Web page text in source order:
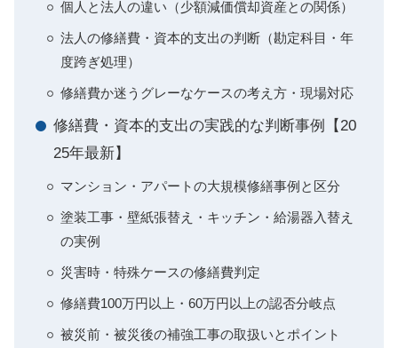
個人と法人の違い（少額減価償却資産との関係）
法人の修繕費・資本的支出の判断（勘定科目・年
度跨ぎ処理）
修繕費か迷うグレーなケースの考え方・現場対応
修繕費・資本的支出の実践的な判断事例【20
25年最新】
マンション・アパートの大規模修繕事例と区分
塗装工事・壁紙張替え・キッチン・給湯器入替え
の実例
災害時・特殊ケースの修繕費判定
修繕費100万円以上・60万円以上の認否分岐点
被災前・被災後の補強工事の取扱いとポイント